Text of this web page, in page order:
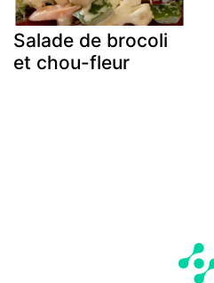
Salade de brocoli
et chou-fleur